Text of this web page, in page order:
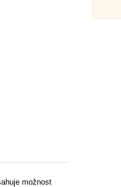
možnost